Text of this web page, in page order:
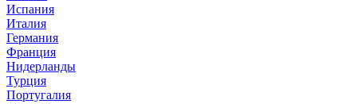
Испания
Италия
Германия
Франция
Нидерланды
Турция
Португалия